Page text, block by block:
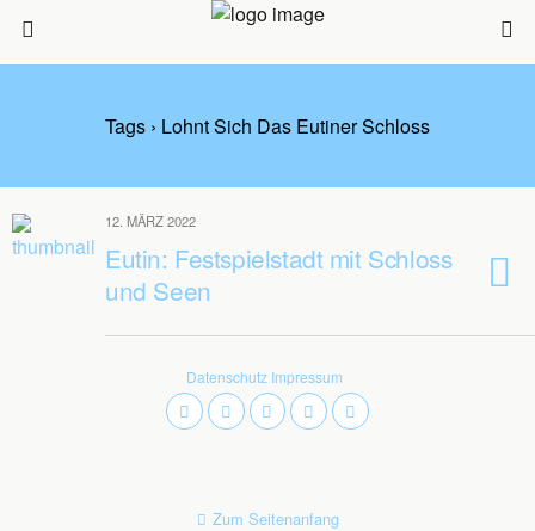
Tags › Lohnt Sich Das Eutiner Schloss
12. MÄRZ 2022
Eutin: Festspielstadt mit Schloss
und Seen
Datenschutz Impressum
Zum Seitenanfang